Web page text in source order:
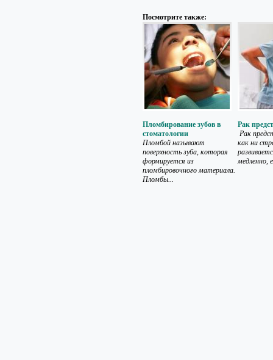
Посмотрите также:
Пломбирование зубов в
стоматологии
Пломбой называют
поверхность зуба, которая
формируется из
пломбировочного материала.
Пломбы...
Рак
Рак
как ни
медленно,